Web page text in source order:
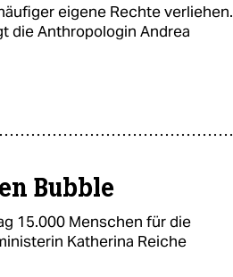
eigene Rechte verliehen.
die Anthropologin Andrea
Bubble
15.000 Menschen für die
Katherina Reiche